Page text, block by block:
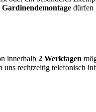
Gardinendemontage dürfen
innerhalb 2 Werktagen
rechtzeitig telefonisch